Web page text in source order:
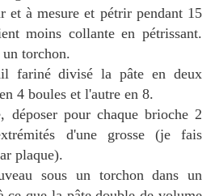
à mesure et pétrir pendant 15
moins collante en pétrissant.
torchon.
fariné divisé la pâte en deux
4 boules et l'autre en 8.
déposer pour chaque brioche 2
d'une grosse (je fais
plaque).
sous un torchon dans un